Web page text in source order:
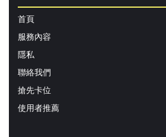
首頁
服務內容
隱私
聯絡我們
搶先卡位
使用者推薦